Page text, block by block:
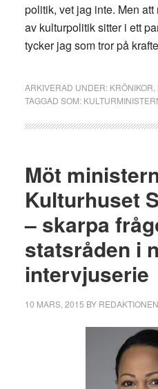
politik, vet jag inte. Men
av kulturpolitik sitter i ett
tycker jag som tror på
ARKIVERAD UNDER: KRÖNIKOR
TAGGAD SOM:
Möt
Kulturhuset
– skarpa
statsråden i
intervjuserie
10 MARS, 2015 BY REDAKTIONEN